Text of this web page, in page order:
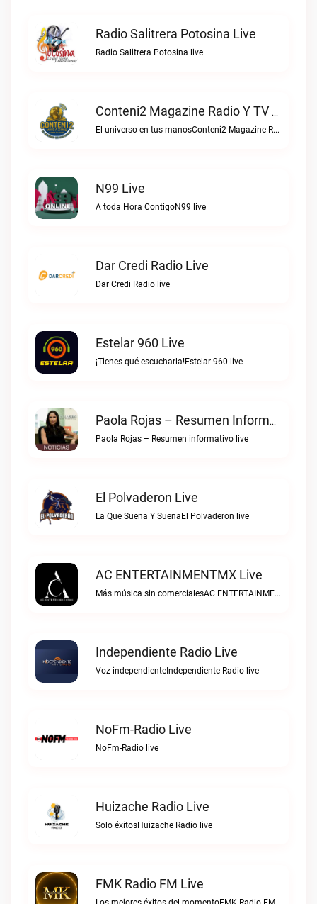
Radio Salitrera Potosina Live
Radio Salitrera Potosina live
Conteni2 Magazine Radio Y TV Digital Live
El universo en tus manosConteni2 Magazine Radio y TV Digital live
N99 Live
A toda Hora ContigoN99 live
Dar Credi Radio Live
Dar Credi Radio live
Estelar 960 Live
¡Tienes qué escucharla!Estelar 960 live
Paola Rojas – Resumen Informativo Live
Paola Rojas – Resumen informativo live
El Polvaderon Live
La Que Suena Y SuenaEl Polvaderon live
AC ENTERTAINMENTMX Live
Más música sin comercialesAC ENTERTAINMENTMX live
Independiente Radio Live
Voz independienteIndependiente Radio live
NoFm-Radio Live
NoFm-Radio live
Huizache Radio Live
Solo éxitosHuizache Radio live
FMK Radio FM Live